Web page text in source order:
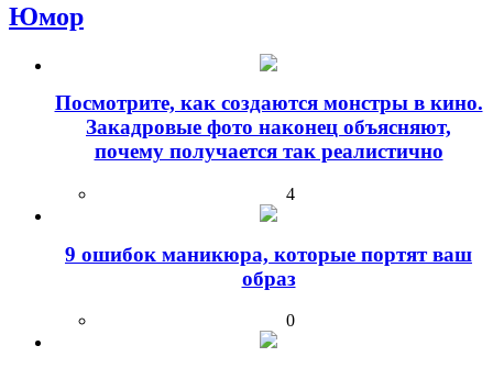
Юмор
Посмотрите, как создаются монстры в кино.
Закадровые фото наконец объясняют,
почему получается так реалистично
4
9 ошибок маникюра, которые портят ваш
образ
0